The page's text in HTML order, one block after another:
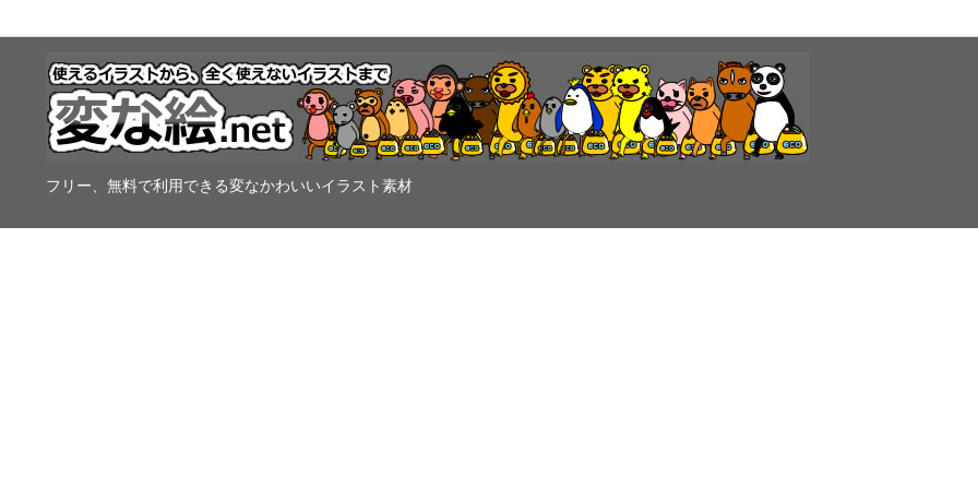
フリー、無料で利用できる変なかわいいイラスト素材